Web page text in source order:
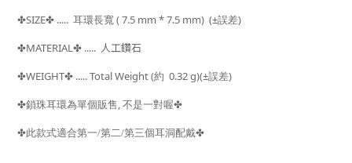
✤SIZE✤ ..... 耳環長寬 ( 7.5 mm * 7.5 mm) (±誤差)
✤MATERIAL✤ ..... 人工鑽石
✤WEIGHT✤ ..... Total Weight (約 0.32 g)(±誤差)
✤鎖珠耳環為單個販售, 不是一對喔✤
✤此款式適合第一/第二/第三個耳洞配戴✤